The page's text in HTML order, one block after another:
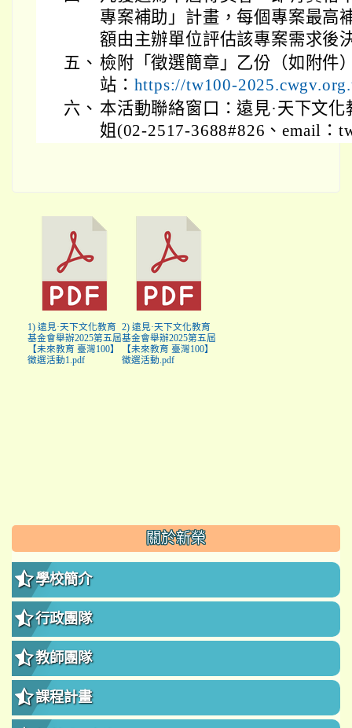
專案補助」計畫，每個專案最高
額由主辦單位評估該專案需求後
五、 檢附「徵選簡章」乙份（如附件
站： https://tw100-
六、 本活動聯絡窗口：遠見·天下文
姐(02-2517-3688#826、email：
1) 遠見·天下文化教育
基金會舉辦2025第五屆
【未來教育 臺灣100】
徵選活動1.pdf
2) 遠見·天下文化教育
基金會舉辦2025第五屆
【未來教育 臺灣100】
徵選活動.pdf
::: 關於新榮
學校簡介
行政團隊
教師團隊
課程計畫